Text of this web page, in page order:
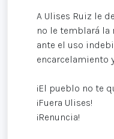
A Ulises Ruiz le
no le temblará la
ante el uso
encarcelamiento
¡El pueblo no te
¡Fuera Ulises!
¡Renuncia!